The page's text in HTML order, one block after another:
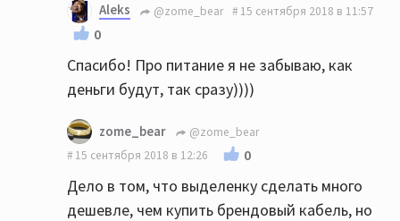
Aleks @zome_bear 15 сентября 2018 в 11:57
0
Спасибо! Про питание я не забываю, как
деньги будут, так сразу))))
zome_bear
@zome_bear
15 сентября 2018 в 12:26
0
Дело в том, что выделенку сделать много
дешевле, чем купить брендовый кабель, но